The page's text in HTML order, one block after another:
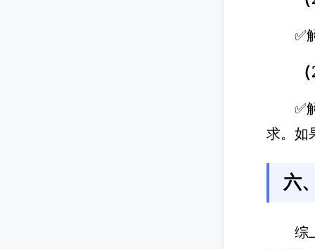
✅
✅
求。如
六
综